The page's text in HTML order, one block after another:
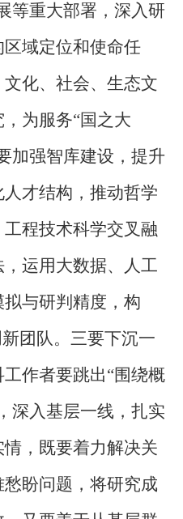
等重大部署，深入研
域定位和使命任
化、社会、生态文
为服务“国之大
加强智库建设，提升
才结构，推动哲学
程技术科学交叉融
运用大数据、人工
与研判精度，构
团队。三要下沉一
作者要跳出“围绕概
深入基层一线，扎实
，既要着力解决关
盼问题，将研究成